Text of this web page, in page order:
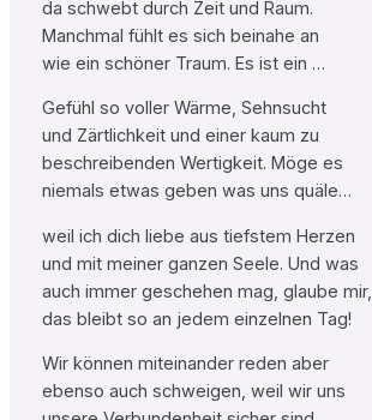
da schwebt durch Zeit und Raum.
Manchmal fühlt es sich beinahe an
wie ein schöner Traum. Es ist ein …
Gefühl so voller Wärme, Sehnsucht
und Zärtlichkeit und einer kaum zu
beschreibenden Wertigkeit. Möge es
niemals etwas geben was uns quäle…
weil ich dich liebe aus tiefstem Herzen
und mit meiner ganzen Seele. Und was
auch immer geschehen mag, glaube mir,
das bleibt so an jedem einzelnen Tag!
Wir können miteinander reden aber
ebenso auch schweigen, weil wir uns